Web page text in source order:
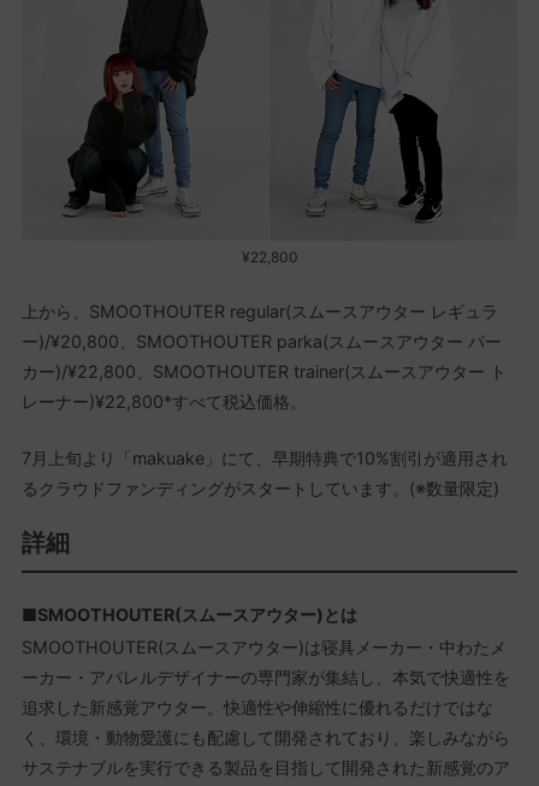
¥22,800
上から、SMOOTHOUTER regular(スムースアウター レギュラ
ー)/¥20,800、SMOOTHOUTER parka(スムースアウター パー
カー)/¥22,800、SMOOTHOUTER trainer(スムースアウター ト
レーナー)¥22,800*すべて税込価格。
7月上旬より「makuake」にて、早期特典で10%割引が適用され
るクラウドファンディングがスタートしています。(※数量限定)
詳細
■SMOOTHOUTER(スムースアウター)とは
SMOOTHOUTER(スムースアウター)は寝具メーカー・中わたメ
ーカー・アパレルデザイナーの専門家が集結し、本気で快適性を
追求した新感覚アウター。快適性や伸縮性に優れるだけではな
く、環境・動物愛護にも配慮して開発されており、楽しみながら
サステナブルを実行できる製品を目指して開発された新感覚のア